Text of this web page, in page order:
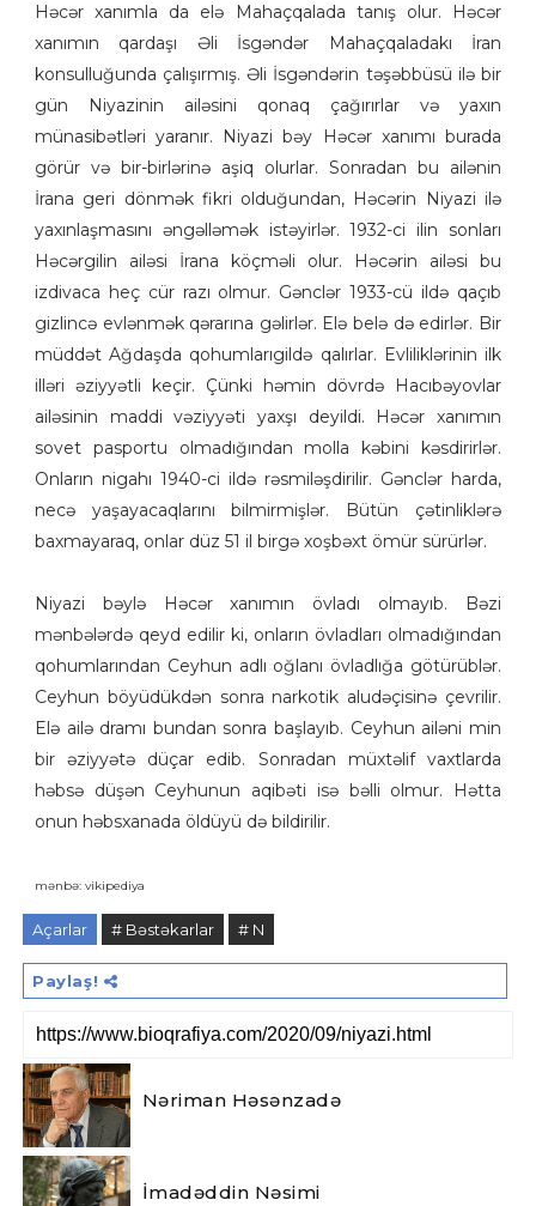
Həcər xanımla da elə Mahaçqalada tanış olur. Həcər
xanımın qardaşı Əli İsgəndər Mahaçqaladakı İran
konsulluğunda çalışırmış. Əli İsgəndərin təşəbbüsü ilə bir
gün Niyazinin ailəsini qonaq çağırırlar və yaxın
münasibətləri yaranır. Niyazi bəy Həcər xanımı burada
görür və bir-birlərinə aşiq olurlar. Sonradan bu ailənin
İrana geri dönmək fikri olduğundan, Həcərin Niyazi ilə
yaxınlaşmasını əngəlləmək istəyirlər. 1932-ci ilin sonları
Həcərgilin ailəsi İrana köçməli olur. Həcərin ailəsi bu
izdivaca heç cür razı olmur. Gənclər 1933-cü ildə qaçıb
gizlincə evlənmək qərarına gəlirlər. Elə belə də edirlər. Bir
müddət Ağdaşda qohumlarıgildə qalırlar. Evliliklərinin ilk
illəri əziyyətli keçir. Çünki həmin dövrdə Hacıbəyovlar
ailəsinin maddi vəziyyəti yaxşı deyildi. Həcər xanımın
sovet pasportu olmadığından molla kəbini kəsdirirlər.
Onların nigahı 1940-ci ildə rəsmiləşdirilir. Gənclər harda,
necə yaşayacaqlarını bilmirmişlər. Bütün çətinliklərə
baxmayaraq, onlar düz 51 il birgə xoşbəxt ömür sürürlər.
Niyazi bəylə Həcər xanımın övladı olmayıb. Bəzi
mənbələrdə qeyd edilir ki, onların övladları olmadığından
qohumlarından Ceyhun adlı oğlanı övladlığa götürüblər.
Ceyhun böyüdükdən sonra narkotik aludəçisinə çevrilir.
Elə ailə dramı bundan sonra başlayıb. Ceyhun ailəni min
bir əziyyətə düçar edib. Sonradan müxtəlif vaxtlarda
həbsə düşən Ceyhunun aqibəti isə bəlli olmur. Hətta
onun həbsxanada öldüyü də bildirilir.
mənbə: vikipediya
Açarlar # Bəstəkarlar # N
Paylaş!
Nəriman Həsənzadə
İmadəddin Nəsimi